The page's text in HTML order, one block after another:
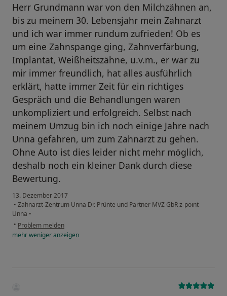
Herr Grundmann war von den Milchzähnen an,
bis zu meinem 30. Lebensjahr mein Zahnarzt
und ich war immer rundum zufrieden! Ob es
um eine Zahnspange ging, Zahnverfärbung,
Implantat, Weißheitszähne, u.v.m., er war zu
mir immer freundlich, hat alles ausführlich
erklärt, hatte immer Zeit für ein richtiges
Gespräch und die Behandlungen waren
unkompliziert und erfolgreich. Selbst nach
meinem Umzug bin ich noch einige Jahre nach
Unna gefahren, um zum Zahnarzt zu gehen.
Ohne Auto ist dies leider nicht mehr möglich,
deshalb noch ein kleiner Dank durch diese
Bewertung.
13. Dezember 2017
• Zahnarzt-Zentrum Unna Dr. Prünte und Partner MVZ GbR z-point
Unna •
• Problem melden
mehrwenigeranzeigen